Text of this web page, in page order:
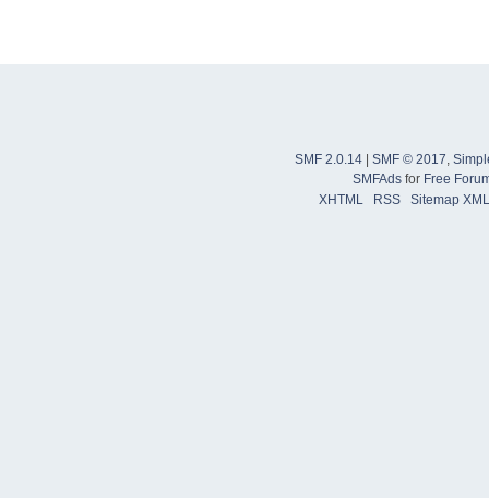
SMF 2.0.14 SMF © 2017
SMFAdsfor Free
XHTML
RSS Sitemap XML